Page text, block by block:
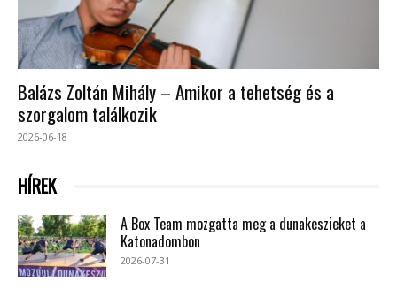
Balázs Zoltán Mihály – Amikor a tehetség és a
szorgalom találkozik
2026-06-18
HÍREK
A Box Team mozgatta meg a dunakeszieket a
Katonadombon
2026-07-31